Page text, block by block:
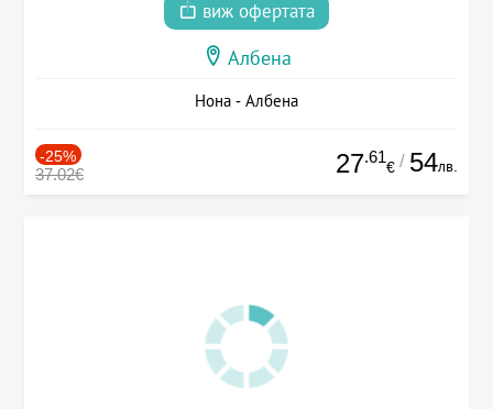
виж офертата
Албена
Нона - Албена
-25%
37.02€ 27.61
€ / 54лв.